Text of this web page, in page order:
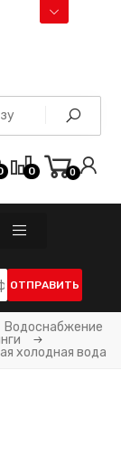
0 0
ОТПРАВИТЬ
Водоснабжение
холодная вода